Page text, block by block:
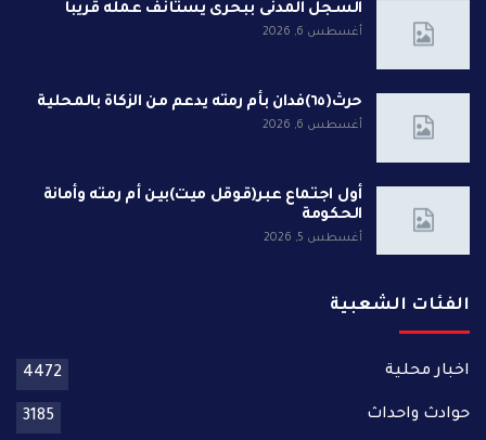
السجل المدنى ببحرى يستأنف عمله قريبا
أغسطس 6, 2026
حرث(٦٥)فدان بأم رمته يدعم من الزكاة بالمحلية
أغسطس 6, 2026
أول اجتماع عبر(قوقل ميت)بين أم رمته وأمانة
الحكومة
أغسطس 5, 2026
الفئات الشعبية
اخبار محلية 4472
حوادث واحداث 3185